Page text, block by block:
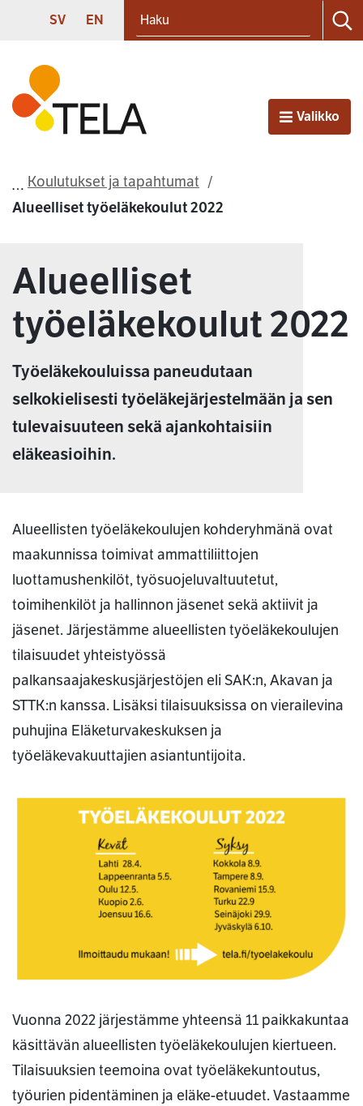
Siirry sisältöön
SVENSKA
SV ENGLISH
EN
Etusivu
AvaaValikko
Koulutukset ja tapahtumat
Alueelliset työeläkekoulut 2022
Alueelliset
työeläkekoulut 2022
Työeläkekouluissa paneudutaan
selkokielisesti työeläkejärjestelmään ja sen
tulevaisuuteen sekä ajankohtaisiin
eläkeasioihin.
Alueellisten työeläkekoulujen kohderyhmänä ovat
maakunnissa toimivat ammattiliittojen
luottamushenkilöt, työsuojeluvaltuutetut,
toimihenkilöt ja hallinnon jäsenet sekä aktiivit ja
jäsenet. Järjestämme alueellisten työeläkekoulujen
tilaisuudet yhteistyössä
palkansaajakeskusjärjestöjen eli SAK:n, Akavan ja
STTK:n kanssa. Lisäksi tilaisuuksissa on vierailevina
puhujina Eläketurvakeskuksen ja
työeläkevakuuttajien asiantuntijoita.
Vuonna 2022 järjestämme yhteensä 11 paikkakuntaa
käsittävän alueellisten työeläkekoulujen kiertueen.
Tilaisuuksien teemoina ovat työeläkekuntoutus,
työurien pidentäminen ja eläke-etuudet. Vastaamme